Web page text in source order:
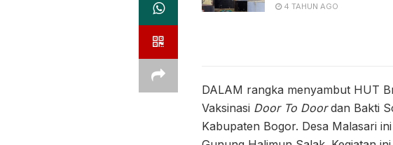
4 TAHUN AGO
DALAM rangka menyambut HUT
Vaksinasi Door To Doordan Bakti
Kabupaten Bogor. Desa Malasari